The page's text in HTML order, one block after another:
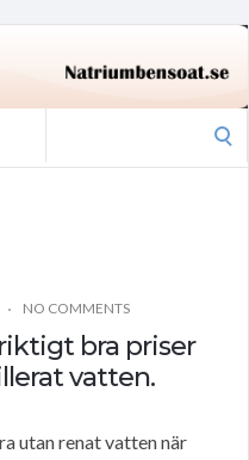
NO COMMENTS
bra priser
vatten.
utan renat vatten när